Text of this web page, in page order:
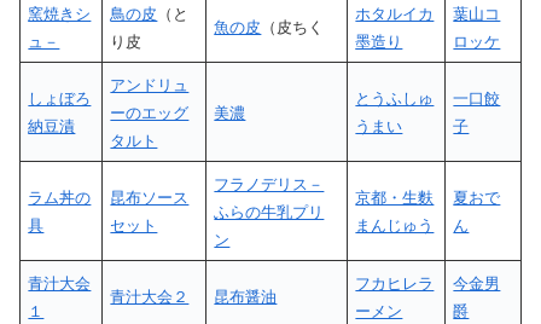
窯焼きシ
ュ－
鳥の皮 （と
り皮
魚の皮 （皮ちく
ホタルイカ
墨造り
葉山コ
ロッケ
しょぼろ
納豆漬
アンドリュ
ーのエッグ
タルト
美濃
とうふしゅ
うまい
一口餃
子
ラム丼の
具
昆布ソース
セット
フラノデリス－
ふらの牛乳プリ
ン
京都・生麩
まんじゅう
夏おで
ん
青汁大会
１
青汁大会２ 昆布醤油
フカヒレラ
ーメン
今金男
爵